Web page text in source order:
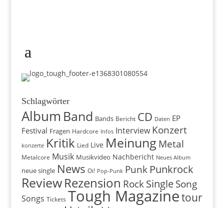
Schlagwörter
Album Band Bands Bericht CD Daten EP
Festival Fragen Hardcore Infos Interview Konzert
konzerte Kritik Lied Live Meinung Metal
Metalcore Musik Musikvideo Nachbericht Neues Album
neue single News Oi! Pop-Punk Punk Punkrock
ReviewRezension Rock Single Song
Songs Tickets Tough Magazinetour